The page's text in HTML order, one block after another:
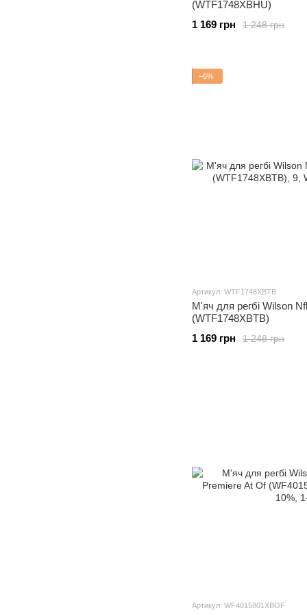
(WTF1748XBHU)
1 248 грн
1 169 грн
−6%
Артикул: WTF1748XBTB
М'яч для регбі Wilson
(WTF1748XBTB)
1 248 грн
1 169 грн
Артикул: WF4015801XBOF